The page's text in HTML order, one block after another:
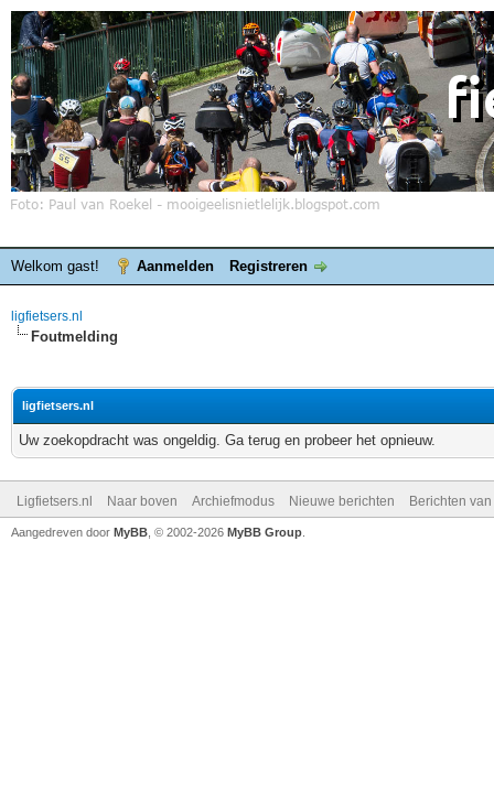
Welkom gast! Aanmelden Registreren
ligfietsers.nl
Foutmelding
ligfietsers.nl
Uw zoekopdracht was ongeldig. Ga terug en probeer het opnieuw.
Ligfietsers.nl Naar boven Archiefmodus Nieuwe berichten Berichten
Aangedreven door MyBB , © 2002-2026 MyBB Group